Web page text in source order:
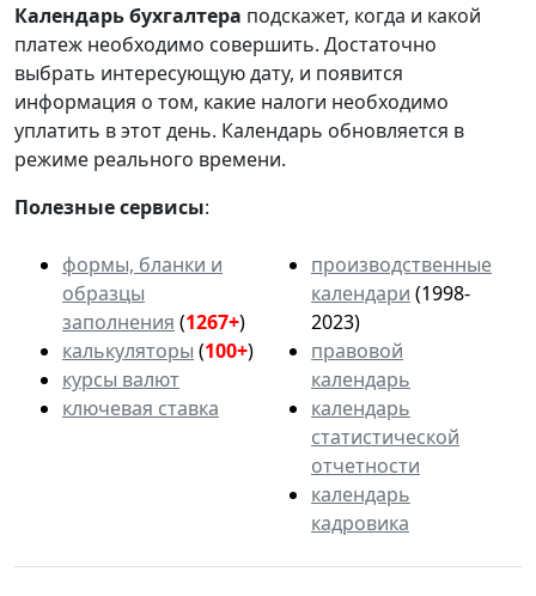
Календарьбухгалтера подскажет, когда и какой
платеж необходимо совершить. Достаточно
выбрать интересующую дату, и появится
информация о том, какие налоги необходимо
уплатить в этот день. Календарь обновляется в
режиме реального времени.
Полезные сервисы:
формы, бланки и
образцы
заполнения (1267+)
калькуляторы (100+)
курсы валют
ключевая ставка
производственные
календари (1998-
2023)
правовой
календарь
календарь
статистической
отчетности
календарь
кадровика